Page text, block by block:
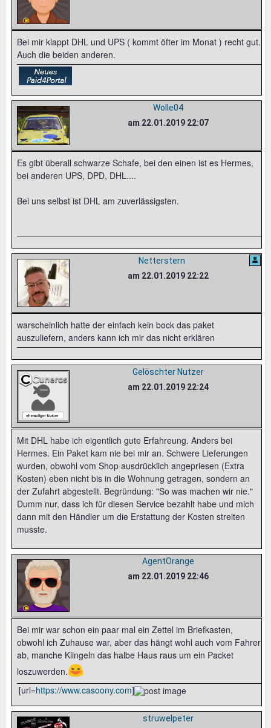
Bei mir klappt DHL und UPS ( kommt öfter im Monat ) recht gut.
Auch die beiden anderen.
Wolle04
am 22.01.2019 22:07
Es gibt überall schwarze Schafe, bei den einen ist es Hermes,
bei anderen UPS, DPD, DHL....
Bei uns selbst ist DHL am zuverlässigsten.
Netterstern
am 22.01.2019 22:22
warscheinlich hatte der einfach kein bock das paket
auszuliefern, anders kann ich mir das nicht erklären
Gelöschter Nutzer
am 22.01.2019 22:24
Mit DHL habe ich eigentlich gute Erfahreung. Anders bei
Hermes. Ein Paket kam nie bei mir an. Schwere Lieferungen
wurden, obwohl vom Shop ausdrücklich angepriesen (Extra
Kosten) eben nicht bis in die Wohnung getragen, sondern an
der Zufahrt abgestellt. Begründung: "So was machen wir nie."
Dumm nur, dass ich für diesen Service bezahlt habe und mich
dann mit den Händler um die Erstattung der Kosten streiten
musste.
AgentOrange
am 22.01.2019 22:46
Bei mir war schon ein paar mal ein Zettel im Briefkasten,
obwohl ich Zuhause war, aber das hängt wohl auch vom Fahrer
ab, manche Klingeln das halbe Haus raus um ein Packet
loszuwerden.😆
[url=https://www.casoony.com]
struwelpeter